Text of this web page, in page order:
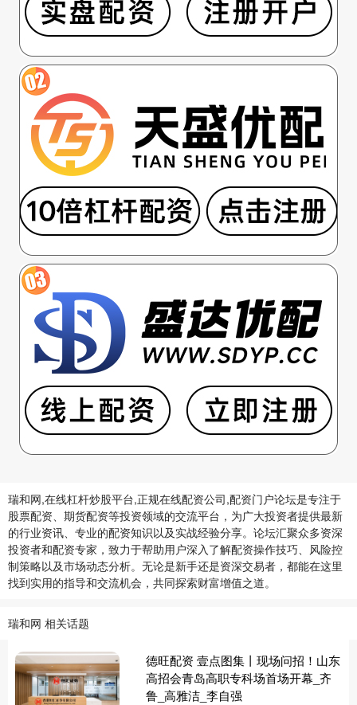
瑞和网,在线杠杆炒股平台,正规在线配资公司,配资门户论坛是专注于
股票配资、期货配资等投资领域的交流平台，为广大投资者提供最新
的行业资讯、专业的配资知识以及实战经验分享。论坛汇聚众多资深
投资者和配资专家，致力于帮助用户深入了解配资操作技巧、风险控
制策略以及市场动态分析。无论是新手还是资深交易者，都能在这里
找到实用的指导和交流机会，共同探索财富增值之道。
瑞和网 相关话题
德旺配资 壹点图集丨现场问招！山东
高招会青岛高职专科场首场开幕_齐
鲁_高雅洁_李自强